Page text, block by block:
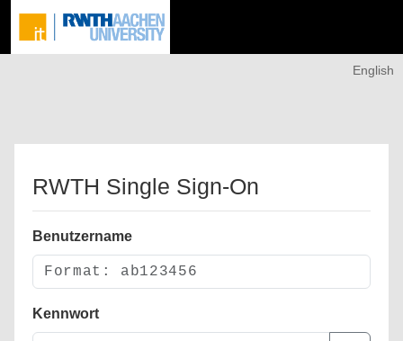
English
RWTH Single Sign-On
Benutzername
Kennwort